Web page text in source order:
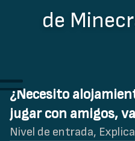
de
¿Necesito
jugar con amigos,
Nivel de entrada,